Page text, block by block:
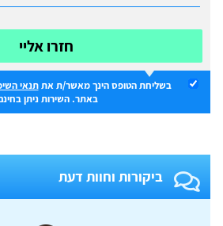
חזרו אליי
בשליחת הטופס הינך מאשר/ת אתתנאי
באתר. השירות ניתן
ביקורות וחוות דעת